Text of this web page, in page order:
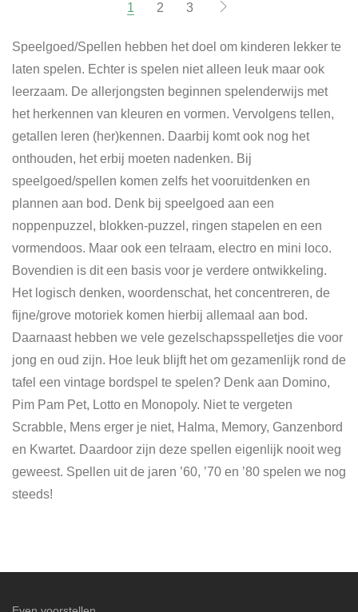
1 2 3
Speelgoed/Spellen hebben het doel om kinderen lekker te
laten spelen. Echter is spelen niet alleen leuk maar ook
leerzaam. De allerjongsten beginnen spelenderwijs met
het herkennen van kleuren en vormen. Vervolgens tellen,
getallen leren (her)kennen. Daarbij komt ook nog het
onthouden, het erbij moeten nadenken. Bij
speelgoed/spellen komen zelfs het vooruitdenken en
plannen aan bod. Denk bij speelgoed aan een
noppenpuzzel, blokken-puzzel, ringen stapelen en een
vormendoos. Maar ook een telraam, electro en mini loco.
Bovendien is dit een basis voor je verdere ontwikkeling.
Het logisch denken, woordenschat, het concentreren, de
fijne/grove motoriek komen hierbij allemaal aan bod.
Daarnaast hebben we vele gezelschapsspelletjes die voor
jong en oud zijn. Hoe leuk blijft het om gezamenlijk rond de
tafel een vintage bordspel te spelen? Denk aan Domino,
Pim Pam Pet, Lotto en Monopoly. Niet te vergeten
Scrabble, Mens erger je niet, Halma, Memory, Ganzenbord
en Kwartet. Daardoor zijn deze spellen eigenlijk nooit weg
geweest. Spellen uit de jaren ’60, ’70 en ’80 spelen we nog
steeds!